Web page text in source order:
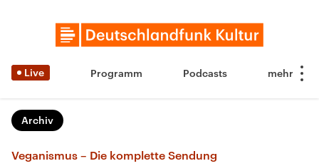
Live Programm Podcasts
Archiv
Veganismus – Die komplette Sendung